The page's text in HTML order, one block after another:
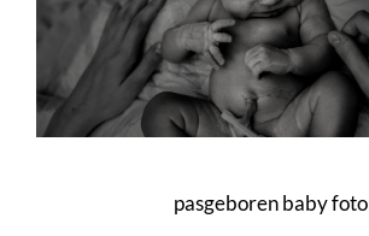
pasgeboren baby foto